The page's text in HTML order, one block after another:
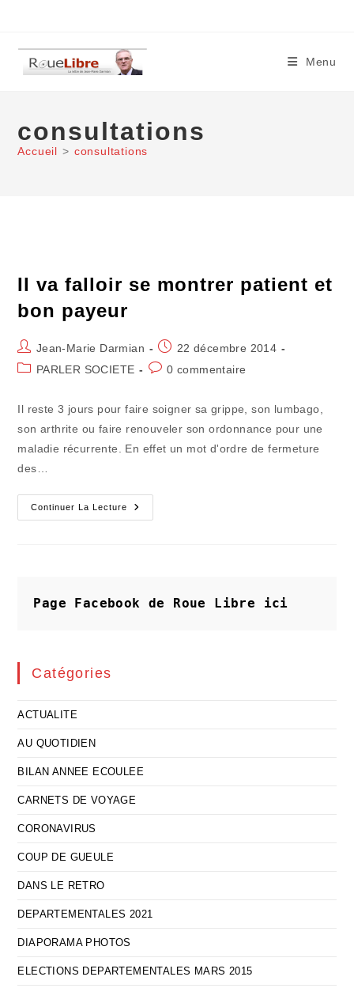
content
Menu
consultations
Accueil > consultations
Il va falloir se montrer patient et
bon payeur
Auteur/autrice
de
Jean-Marie Darmian
Publication
publiée :
22 décembre 2014
PostPARLER SOCIETE
Commentaires
publication :
0 commentaire
Il reste 3 jours pour faire soigner sa grippe, son lumbago,
son arthrite ou faire renouveler son ordonnance pour une
maladie récurrente. En effet un mot d'ordre de fermeture
des…
Continuer La Lecture
Va
Payeur
Page Facebook de Roue Libre ici
Catégories
ACTUALITE
AU QUOTIDIEN
BILAN ANNEE ECOULEE
CARNETS DE VOYAGE
CORONAVIRUS
COUP DE GUEULE
DANS LE RETRO
DEPARTEMENTALES 2021
DIAPORAMA PHOTOS
ELECTIONS DEPARTEMENTALES MARS 2015